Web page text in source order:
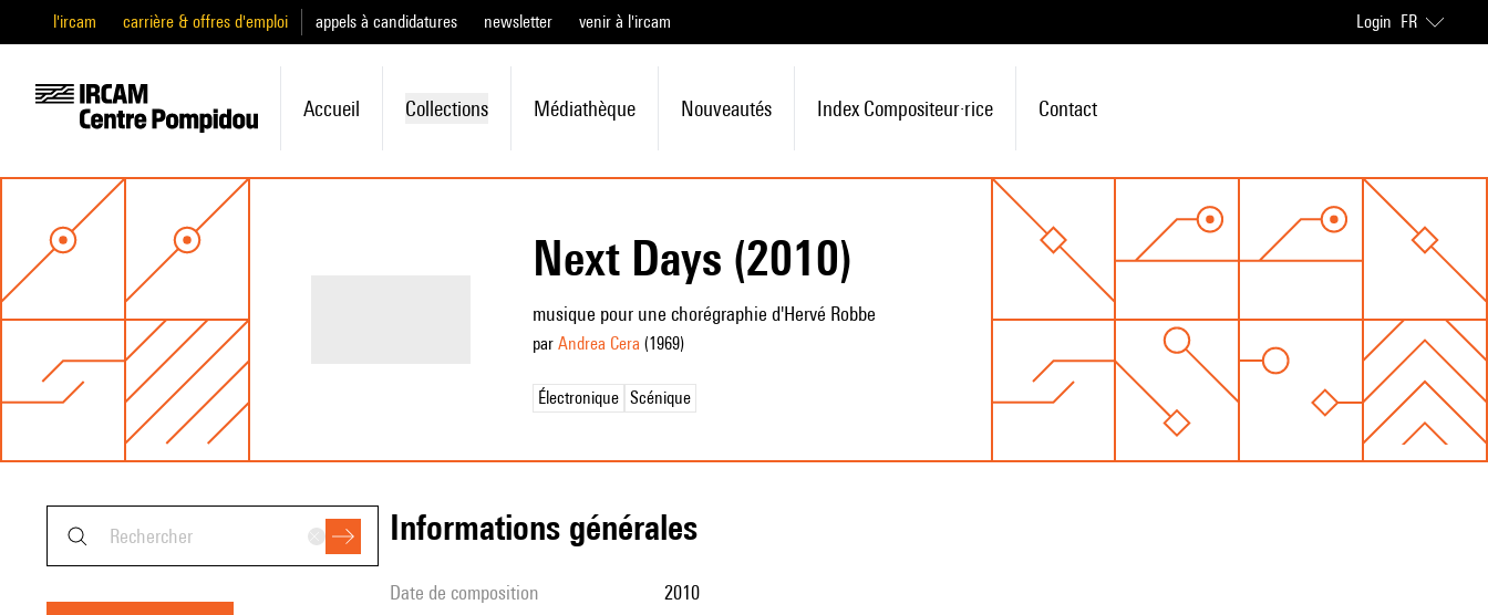
l'ircam carrière & offres d'emploi appels à candidatures newsletter venir à l'ircam Login FR
Accueil Collections Médiathèque Nouveautés Index Compositeur·rice Contact
Next Days (2010)
musique pour une chorégraphie d'Hervé Robbe
par Andrea Cera (1969)
Électronique Scénique
informations générales
date de composition 2010